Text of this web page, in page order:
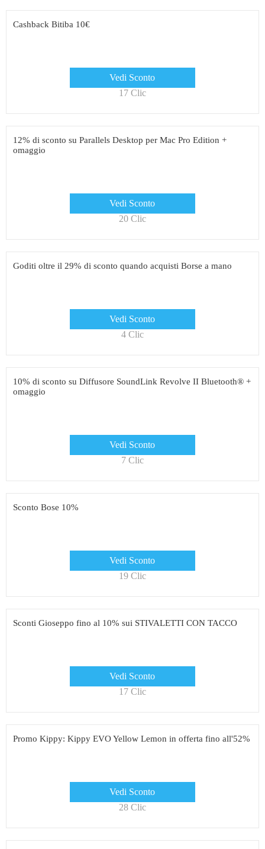
Cashback Bitiba 10€
Vedi Sconto
17 Clic
12% di sconto su Parallels Desktop per Mac Pro Edition +
omaggio
Vedi Sconto
20 Clic
Goditi oltre il 29% di sconto quando acquisti Borse a mano
Vedi Sconto
4 Clic
10% di sconto su Diffusore SoundLink Revolve II Bluetooth® +
omaggio
Vedi Sconto
7 Clic
Sconto Bose 10%
Vedi Sconto
19 Clic
Sconti Gioseppo fino al 10% sui STIVALETTI CON TACCO
Vedi Sconto
17 Clic
Promo Kippy: Kippy EVO Yellow Lemon in offerta fino all'52%
Vedi Sconto
28 Clic